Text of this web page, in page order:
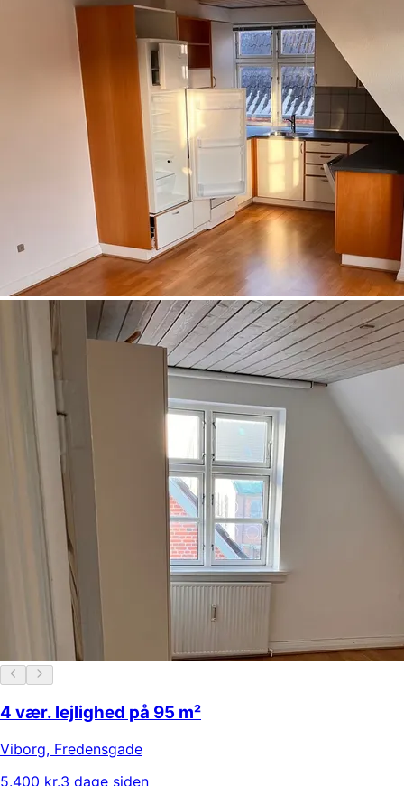
4 vær. lejlighed på 95 m²
Viborg, Fredensgade
5.400 kr.3 dage siden